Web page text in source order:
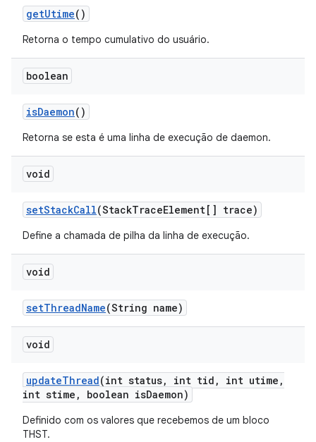
getUtime()
Retorna o tempo cumulativo do usuário.
boolean
isDaemon()
Retorna se esta é uma linha de execução de daemon.
void
setStackCall(StackTraceElement[] trace)
Define a chamada de pilha da linha de execução.
void
setThreadName(String name)
void
updateThread(int status, int tid , int utime ,
int stime , boolean isDaemon)
Definido com os valores que recebemos de um bloco
THST.